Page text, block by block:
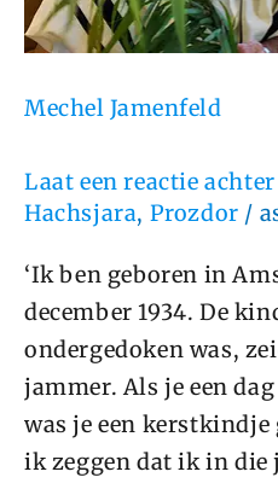
Mechel Jamenfeld
Laat een reactie achter
Hachsjara, Prozdor /
‘Ik ben geboren in
december 1934. De
ondergedoken was,
jammer. Als je een
was je een kerstkindje
ik zeggen dat ik in die